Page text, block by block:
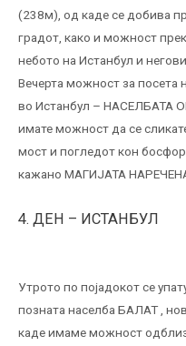
(238м), од каде се добива
градот, како и можност
небото на Истанбул и
Вечерта можност за посета
во Истанбул – НАСЕЛБАТА
имате можност да се
мост и погледот кон
кажано МАГИЈАТА
4. ДЕН – ИСТАНБУЛ
Утрото по појадокот се
позната населба БАЛАТ ,
каде имаме можност